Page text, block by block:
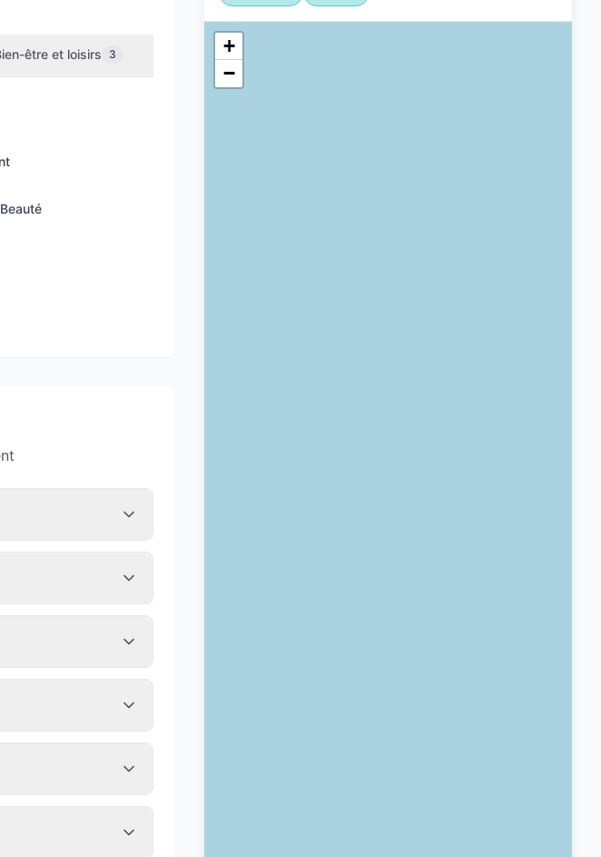
être et loisirs 3 Sport et activités
+
−